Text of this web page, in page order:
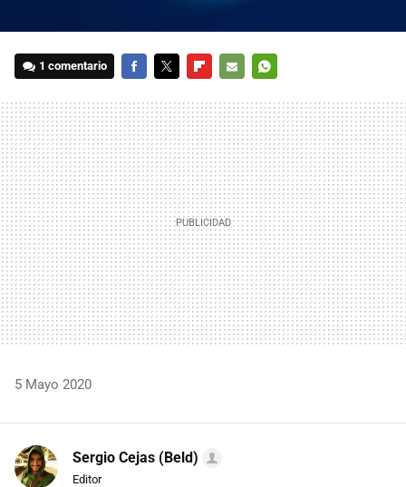
1 comentario
MAIL
5 Mayo 2020
Sergio Cejas (Beld)
Editor